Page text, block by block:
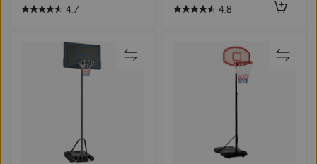
Adultos Rojo Negro
4.7 4.8